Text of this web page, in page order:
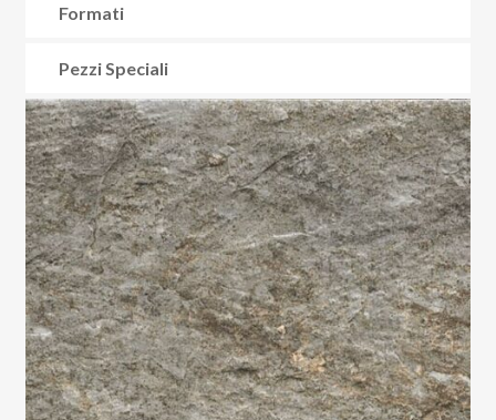
Formati
Pezzi Speciali